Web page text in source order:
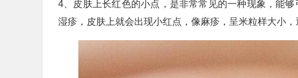
4、皮肤上长红色的小点，是非常常见的一种现象，能
湿疹，皮肤上就会出现小红点，像麻疹，呈米粒样大小，